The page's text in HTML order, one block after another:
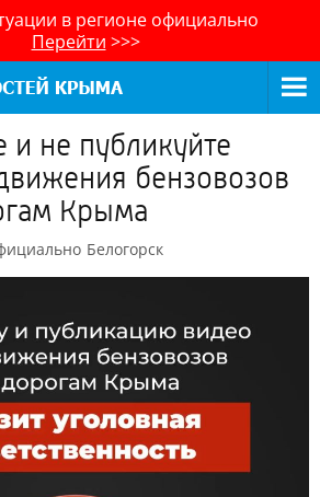
в регионе официально
Перейти >>>
и не публикуйте
бензовозов
Крыма
Белогорск